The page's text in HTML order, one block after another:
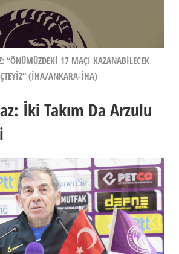
“ÖNÜMÜZDEKİ 17 MAÇI KAZANABİLECEK
(İHA/ANKARA-İHA)
İki Takım Da Arzulu